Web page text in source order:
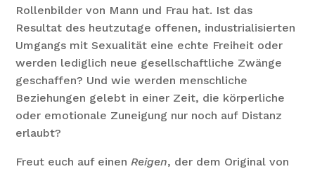
Rollenbilder von Mann und Frau hat. Ist das
Resultat des heutzutage offenen, industrialisierten
Umgangs mit Sexualität eine echte Freiheit oder
werden lediglich neue gesellschaftliche Zwänge
geschaffen? Und wie werden menschliche
Beziehungen gelebt in einer Zeit, die körperliche
oder emotionale Zuneigung nur noch auf Distanz
erlaubt?
Freut euch auf einen Reigen, der dem Original von